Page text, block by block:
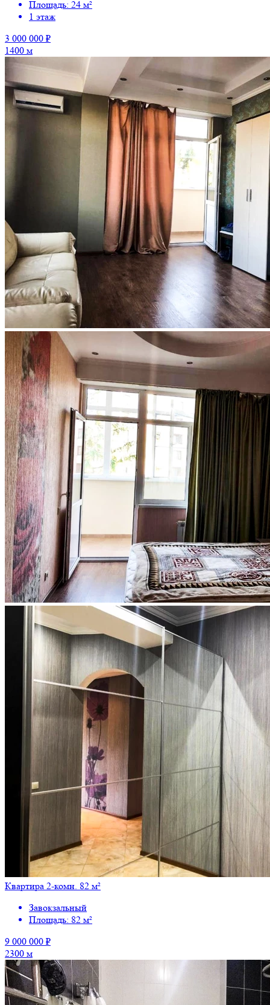
Площадь: 24 м²
1 этаж
3 000 000 ₽
1400 м
Квартира 2-комн. 82 м²
Завокзальный
Площадь: 82 м²
9 000 000 ₽
2300 м